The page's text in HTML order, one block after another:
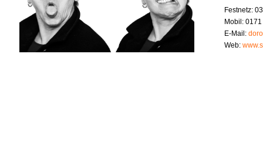
Festnetz:
Mobil:
E-Mail:
Web: